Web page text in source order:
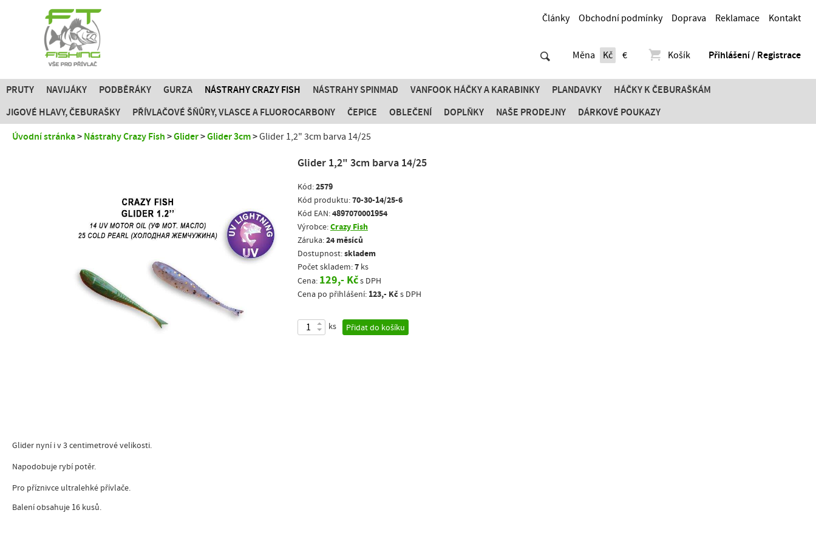
Články Obchodní podmínky Doprava Reklamace Kontakt
Měna Kč € Košík Přihlášení / Registrace
PRUTY NAVIJÁKY PODBĚRÁKY GURZA NÁSTRAHY CRAZY FISH NÁSTRAHY SPINMAD VANFOOK HÁČKY A KARABINKY PLANDAVKY HÁČKY K ČEBURAŠKÁM
JIGOVÉ HLAVY, ČEBURAŠKY PŘÍVLAČOVÉ ŠŇŮRY, VLASCE A FLUOROCARBONY ČEPICE OBLEČENÍ DOPLŇKY NAŠE PRODEJNY DÁRKOVÉ POUKAZY
Úvodní stránka Nástrahy Crazy Fish Glider Glider 3cm Glider 1,2" 3cm barva 14/25
Glider 1,2" 3cm barva 14/25
Kód:2579
Kód produktu:70-30-14/25-6
Kód EAN:4897070001954
Výrobce:Crazy Fish
Záruka:24 měsíců
Dostupnost:skladem
Počet skladem:7 ks
Cena: 129,- Kčs DPH
Cena po přihlášení: 123,- Kč s DPH
ks Přidat do košíku
Glider nyní i v 3 centimetrové velikosti.
Napodobuje rybí potěr.
Pro příznivce ultralehké přívlače.
Balení obsahuje 16 kusů.